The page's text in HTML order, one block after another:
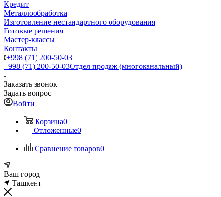
Кредит
Металлообработка
Изготовление нестандартного оборудования
Готовые решения
Мастер-классы
Контакты
+998 (71) 200-50-03
+998 (71) 200-50-03Отдел продаж (многоканальный)
Заказать звонок
Задать вопрос
Войти
Корзина0
Отложенные0
Сравнение товаров0
Ваш город
Ташкент